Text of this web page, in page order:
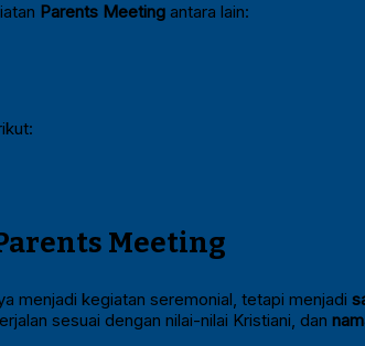
Parents Meeting antara lain:
Meeting
menjadi kegiatan seremonial, tetapi menjadi
sesuai dengan nilai-nilai Kristiani, dan